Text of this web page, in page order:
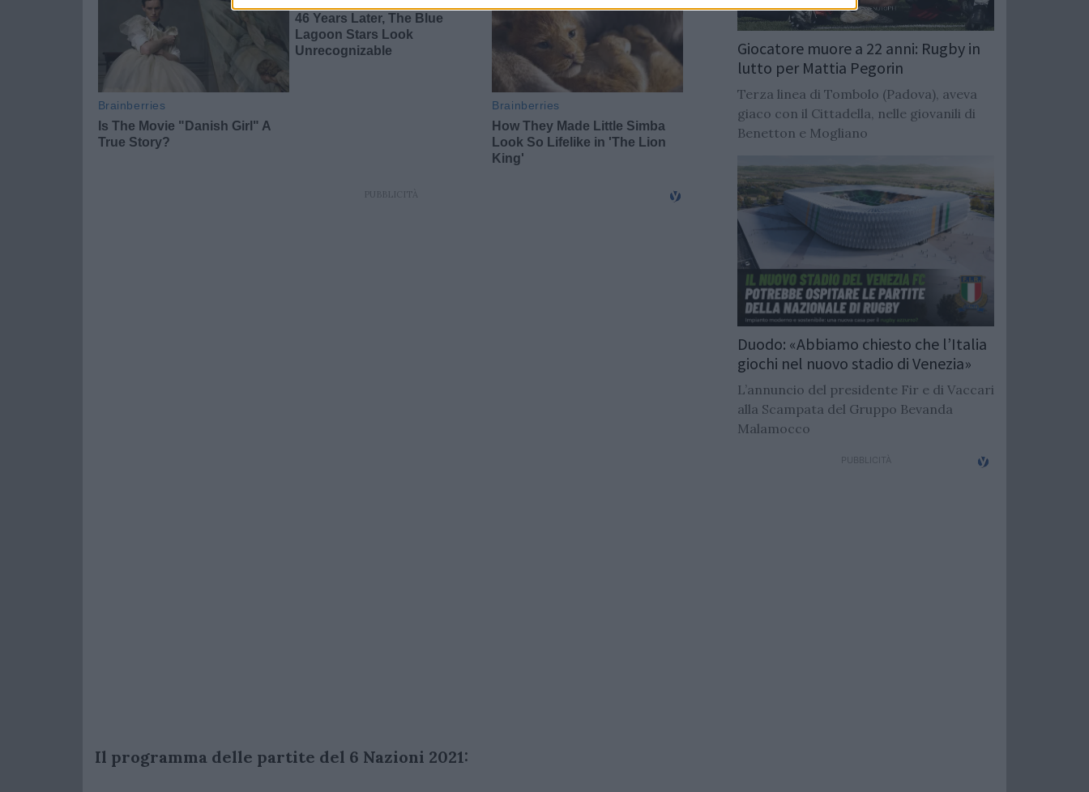
Il programma delle partite del 6 Nazioni 2021:
Giocatore muore a 22 anni: Rugby in
lutto per Mattia Pegorin
Terza linea di Tombolo (Padova), aveva
giaco con il Cittadella, nelle giovanili di
Benetton e Mogliano
Duodo: «Abbiamo chiesto che l’Italia
giochi nel nuovo stadio di Venezia»
L’annuncio del presidente Fir e di Vaccari
alla Scampata del Gruppo Bevanda
Malamocco